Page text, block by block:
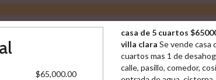
$65,000.00
casa de 5 cuartos
villa clara Se vende casa
cuartos mas 1 de
calle, pasillo, comedor,